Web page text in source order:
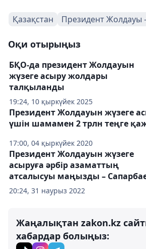
Қазақстан Президент Жолдауы
Оқи отырыңыз
19:24, 10 қыркүйек 2025
БҚО-да президент Жолдауын
жүзеге асыру жолдары
талқыланды
17:00, 04 қыркүйек 2020
Президент Жолдауын жүзеге
үшін шамамен 2 трлн теңге
20:24, 31 наурыз 2022
Президент Жолдауын жүзеге
асыруға әрбір азаматтың
атсалысуы маңызды –
Жаңалықтан zakon.kz
хабардар болыңыз: